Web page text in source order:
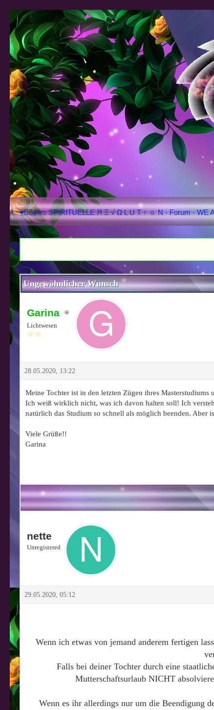
0 Bewertung(en) - 0 im Durchschnitt
1
2
3
4
5
Ungewöhnlicher Wunsch
Garina
Lichtwesen
28.05.2020, 13:22
Meine Tochter ist in den letzten Zügen ihres
Ich weiß wirklich nicht, was ich davon halten soll! Ich
natürlich das Studium so schnell als möglich beenden. Aber
Viele Grüße!!
Garina
nette
Unregistered
29.05.2020, 05:12
Wenn ich etwas von jemand anderem fertigen
Falls bei deiner Tochter durch eine
Mutterschaftsurlaub NICHT
Wenn es ihr allerdings nur um die Beendigung